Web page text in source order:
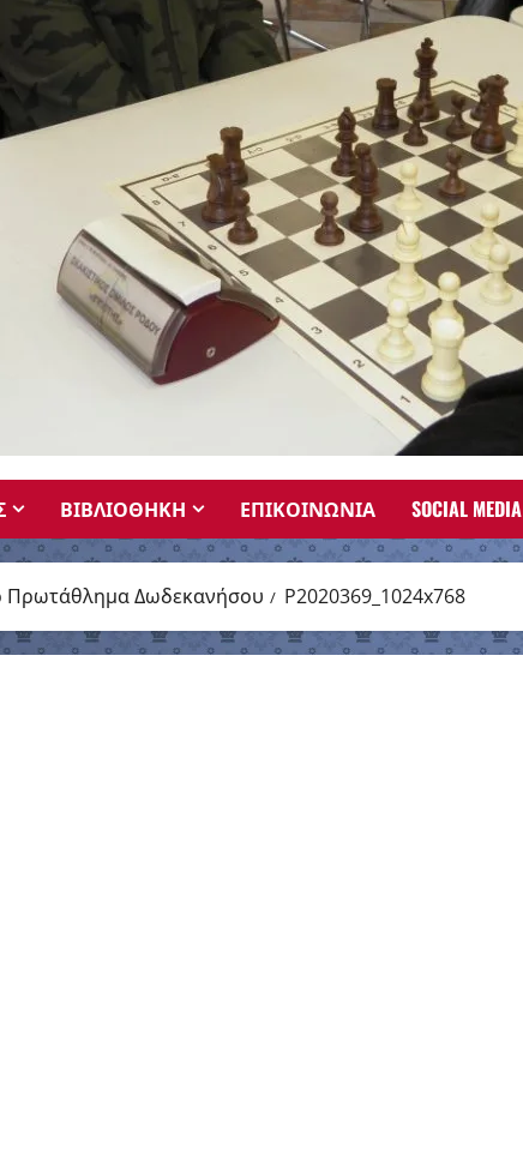
ΒΙΒΛΙΟΘΗΚΗ ΕΠΙΚΟΙΝΩΝΙΑ SOCIAL MEDIA
Πρωτάθλημα Δωδεκανήσου P2020369_1024x768